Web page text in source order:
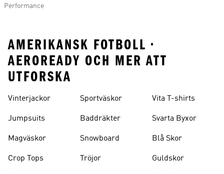
Performance
AMERIKANSK FOTBOLL •
AEROREADY OCH MER ATT
UTFORSKA
Vinterjackor
Jumpsuits
Magväskor
Crop Tops
Sportväskor
Baddräkter
Snowboard
Tröjor
Vita T-shirts
Svarta Byxor
Blå Skor
Guldskor